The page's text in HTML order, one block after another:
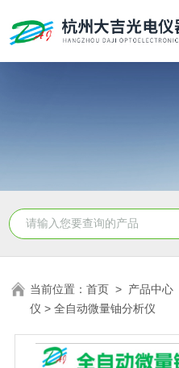
当前位置：首页 > 产品中心
仪 > 全自动微量铀分析仪